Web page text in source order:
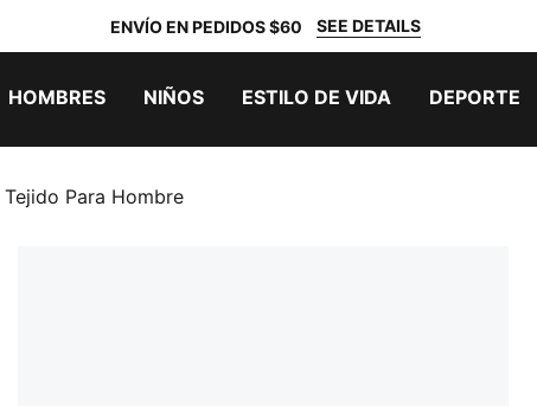
ENVÍO EN PEDIDOS $60 SEE DETAILS
HOMBRES NIÑOS ESTILO DE VIDA DEPORTE
Para Hombre